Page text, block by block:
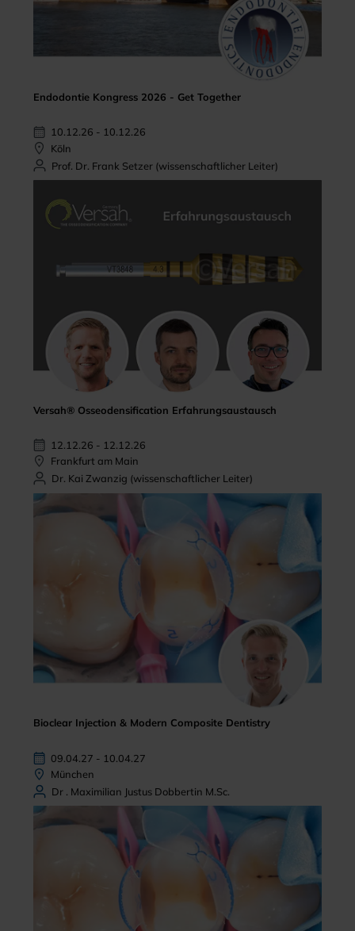
Endodontie Kongress 2026 - Get Together
10.12.26 - 10.12.26
Köln
Prof. Dr. Frank Setzer (wissenschaftlicher Leiter)
Versah® Osseodensification Erfahrungsaustausch
12.12.26 - 12.12.26
Frankfurt am Main
Dr. Kai Zwanzig (wissenschaftlicher Leiter)
Bioclear Injection & Modern Composite Dentistry
09.04.27 - 10.04.27
München
Dr . Maximilian Justus Dobbertin M.Sc.